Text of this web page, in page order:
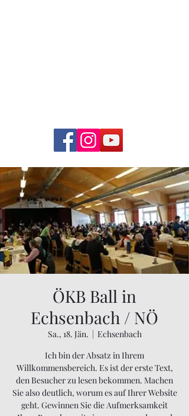
ÖKB Ball in
Echsenbach / NÖ
Sa., 18. Jän.
  |
Echsenbach
Ich bin der Absatz in Ihrem
Willkommensbereich. Es ist der erste Text,
den Besucher zu lesen bekommen. Machen
Sie also deutlich, worum es auf Ihrer Website
geht. Gewinnen Sie die Aufmerksamkeit